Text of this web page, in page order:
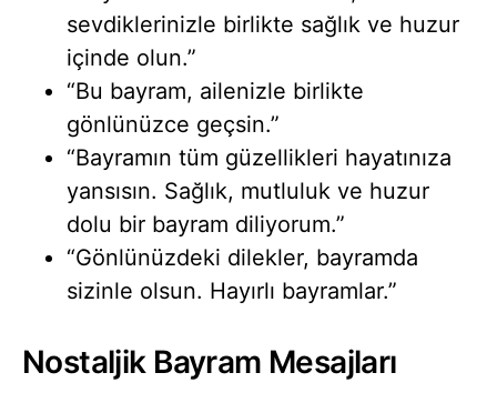
sevdiklerinizle birlikte sağlık ve huzur
içinde olun.”
“Bu bayram, ailenizle birlikte
gönlünüzce geçsin.”
“Bayramın tüm güzellikleri hayatınıza
yansısın. Sağlık, mutluluk ve huzur
dolu bir bayram diliyorum.”
“Gönlünüzdeki dilekler, bayramda
sizinle olsun. Hayırlı bayramlar.”
Nostaljik Bayram Mesajları